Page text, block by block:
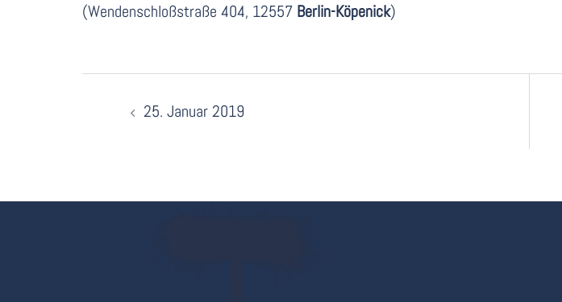
(Wendenschloßstraße 404, 12557 Berlin-Köpenick)
25. Januar 2019